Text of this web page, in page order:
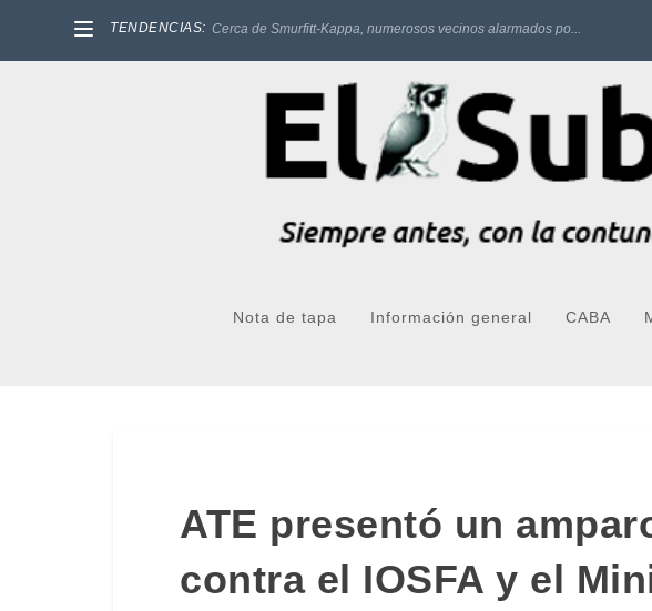
TENDENCIAS: Cerca de Smurfitt-Kappa, numerosos vecinos alarmados po...
Nota de tapa Información general CABA
ATE presentó un
contra el IOSFA y el